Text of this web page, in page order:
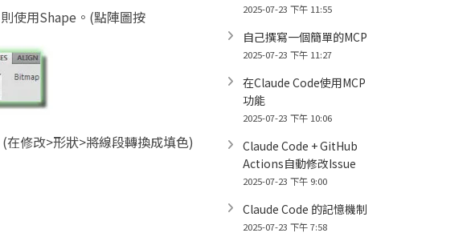
使用Shape。(點陣圖按
修改>形狀>將線段轉換成填色)
2025-07-23 下午 11:55
自己撰寫一個簡單的MCP
2025-07-23 下午 11:27
在Claude Code使用MCP
功能
2025-07-23 下午 10:06
Claude Code + GitHub
Actions自動修改Issue
2025-07-23 下午 9:00
Claude Code 的記憶機制
2025-07-23 下午 7:58